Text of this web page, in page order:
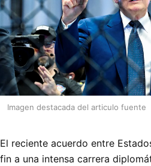
Imagen destacada del articulo fuente
El reciente acuerdo entre
fin a una intensa carrera